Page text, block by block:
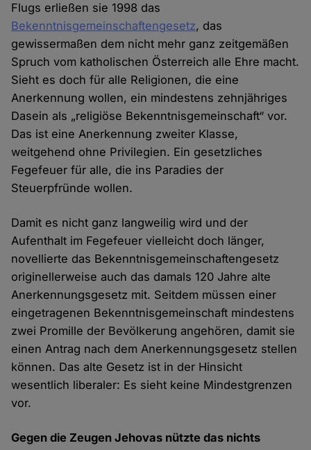
Flugs erließen sie 1998 das
Bekenntnisgemeinschaftengesetz, das
gewissermaßen dem nicht mehr ganz zeitgemäßen
Spruch vom katholischen Österreich alle Ehre macht.
Sieht es doch für alle Religionen, die eine
Anerkennung wollen, ein mindestens zehnjähriges
Dasein als „religiöse Bekenntnisgemeinschaft“ vor.
Das ist eine Anerkennung zweiter Klasse,
weitgehend ohne Privilegien. Ein gesetzliches
Fegefeuer für alle, die ins Paradies der
Steuerpfründe wollen.
Damit es nicht ganz langweilig wird und der
Aufenthalt im Fegefeuer vielleicht doch länger,
novellierte das Bekenntnisgemeinschaftengesetz
originellerweise auch das damals 120 Jahre alte
Anerkennungsgesetz mit. Seitdem müssen einer
eingetragenen Bekenntnisgemeinschaft mindestens
zwei Promille der Bevölkerung angehören, damit sie
einen Antrag nach dem Anerkennungsgesetz stellen
können. Das alte Gesetz ist in der Hinsicht
wesentlich liberaler: Es sieht keine Mindestgrenzen
vor.
Gegen die Zeugen Jehovas nützte das nichts